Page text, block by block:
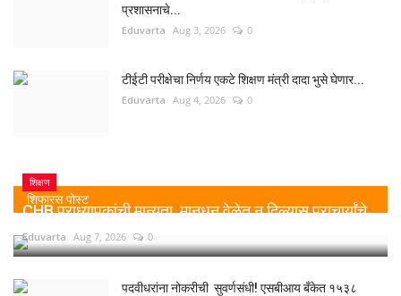
प्रशासनाचे...
Eduvarta Aug 3, 2026 0
टीईटी परीक्षेचा निर्णय एकटे शिक्षण मंत्री दादा भुसे घेणार...
Eduvarta Aug 4, 2026 0
शिफारस पोस्ट
शिक्षण
CHB प्राध्यापकांची मान्यता, मानधन वेळेत न दिल्यास प्राचार्यांचे...
Eduvarta Aug 7, 2026 0
पदवीधरांना नोकरीची सुवर्णसंधी! एसबीआय बँकेत १५३८